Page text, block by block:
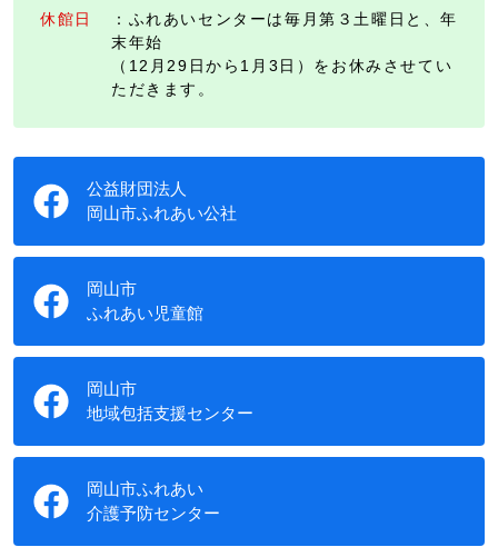
休館日
：ふれあいセンターは毎月第３土曜日と、年
末年始
（12月29日から1月3日）をお休みさせてい
ただきます。
公益財団法人
岡山市ふれあい公社
岡山市
ふれあい児童館
岡山市
地域包括支援センター
岡山市ふれあい
介護予防センター